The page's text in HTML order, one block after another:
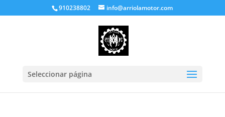
910238802 info@arriolamotor.com
Seleccionar página